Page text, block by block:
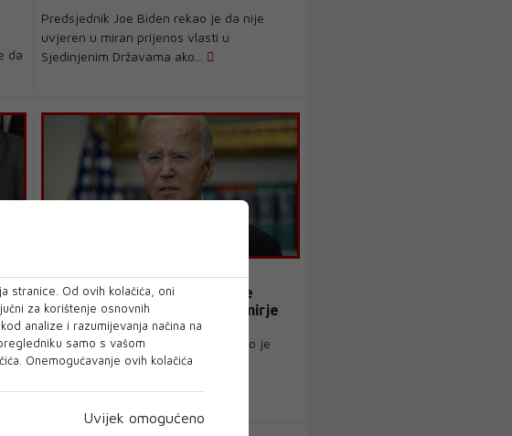
da
Predsjednik Joe Biden rekao je da nije
uvjeren u miran prijenos vlasti u
Sjedinjenim Državama ako...
s
u
Biden kritizirao ubojstvo vođe
Hamasa: To nije dobro za primirje
Ameri;ki predsjednik Joe Biden rekao je
jučer da ubojstvo vođe palestinske
stranice. Od ovih kolačića, oni
za korištenje osnovnih
analize i razumijevanja načina na
samo s vašom
Onemogućavanje ovih kolačića
Uvijek omogućeno